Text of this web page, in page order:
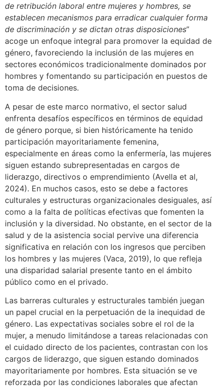
de retribución laboral entre mujeres y hombres, se
establecen mecanismos para erradicar cualquier forma
de discriminación y se dictan otras disposiciones”
acoge un enfoque integral para promover la equidad de
género, favoreciendo la inclusión de las mujeres en
sectores económicos tradicionalmente dominados por
hombres y fomentando su participación en puestos de
toma de decisiones.
A pesar de este marco normativo, el sector salud
enfrenta desafíos específicos en términos de equidad
de género porque, si bien históricamente ha tenido
participación mayoritariamente femenina,
especialmente en áreas como la enfermería, las mujeres
siguen estando subrepresentadas en cargos de
liderazgo, directivos o emprendimiento (Avella et al,
2024). En muchos casos, esto se debe a factores
culturales y estructuras organizacionales desiguales, así
como a la falta de políticas efectivas que fomenten la
inclusión y la diversidad. No obstante, en el sector de la
salud y de la asistencia social pervive una diferencia
significativa en relación con los ingresos que perciben
los hombres y las mujeres (Vaca, 2019), lo que refleja
una disparidad salarial presente tanto en el ámbito
público como en el privado.
Las barreras culturales y estructurales también juegan
un papel crucial en la perpetuación de la inequidad de
género. Las expectativas sociales sobre el rol de la
mujer, a menudo limitándose a tareas relacionadas con
el cuidado directo de los pacientes, contrastan con los
cargos de liderazgo, que siguen estando dominados
mayoritariamente por hombres. Esta situación se ve
reforzada por las condiciones laborales que afectan